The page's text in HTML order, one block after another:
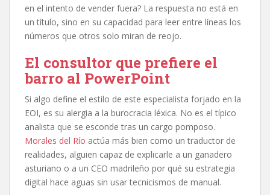
en el intento de vender fuera? La respuesta no está en
un título, sino en su capacidad para leer entre líneas los
números que otros solo miran de reojo.
El consultor que prefiere el
barro al PowerPoint
Si algo define el estilo de este especialista forjado en la
EOI, es su alergia a la burocracia léxica. No es el típico
analista que se esconde tras un cargo pomposo.
Morales del Río actúa más bien como un traductor de
realidades, alguien capaz de explicarle a un ganadero
asturiano o a un CEO madrileño por qué su estrategia
digital hace aguas sin usar tecnicismos de manual.